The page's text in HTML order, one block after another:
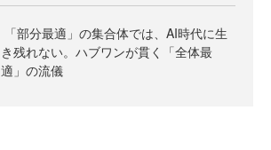
「部分最適」の集合体では、AI時代に生
き残れない。ハブワンが貫く「全体最
適」の流儀